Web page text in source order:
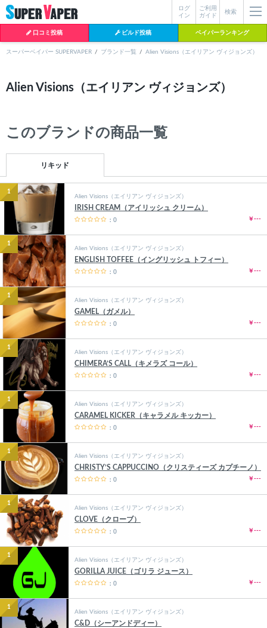
検索
ご利用
ガイド
ログ
イン
口コミ投稿 ビルド投稿 ベイパーランキング
よく検索されているワード
クラプトン
18650
istick 2026
MENTHOL(タバコメンソール)
スーパーベイパー SUPERVAPER ブランド一覧 Alien Visions（エイリアン ヴィジョンズ）
Alien Visions（エイリアン ヴィジョンズ）
このブランドの商品一覧
リキッド
1
Alien Visions（エイリアン ヴィジョンズ）
IRISH CREAM（アイリッシュ クリーム）
：0 ￥---
1
Alien Visions（エイリアン ヴィジョンズ）
ENGLISH TOFFEE（イングリッシュ トフィー）
：0 ￥---
1
Alien Visions（エイリアン ヴィジョンズ）
GAMEL（ガメル）
：0 ￥---
1
Alien Visions（エイリアン ヴィジョンズ）
CHIMERA’S CALL（キメラズ コール）
：0 ￥---
1
Alien Visions（エイリアン ヴィジョンズ）
CARAMEL KICKER（キャラメル キッカー）
：0 ￥---
1
Alien Visions（エイリアン ヴィジョンズ）
CHRISTY’S CAPPUCCINO（クリスティーズ カプチーノ）
：0 ￥---
1
Alien Visions（エイリアン ヴィジョンズ）
CLOVE（クローブ）
：0 ￥---
1
Alien Visions（エイリアン ヴィジョンズ）
GORILLA JUICE（ゴリラ ジュース）
：0 ￥---
1
Alien Visions（エイリアン ヴィジョンズ）
C&D（シーアンドディー）
見つからない場合データベースに該当の商品がまだ登録されていない可能
現在の絞り込み条件をすべてクリア